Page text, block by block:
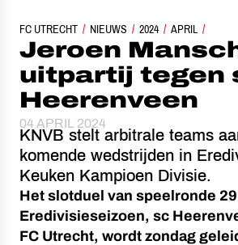
FC UTRECHT NIEUWS 2024 APRIL
JEROEN MANSCHOT FLUIT UITPARTIJ
Jeroen
uitpartij tegen
Heerenveen
04 APRIL 2024
KNVB stelt arbitrale teams
komende wedstrijden in
Keuken Kampioen Divisie.
Het slotduel van speelronde
Eredivisieseizoen, sc
FC Utrecht, wordt zondag